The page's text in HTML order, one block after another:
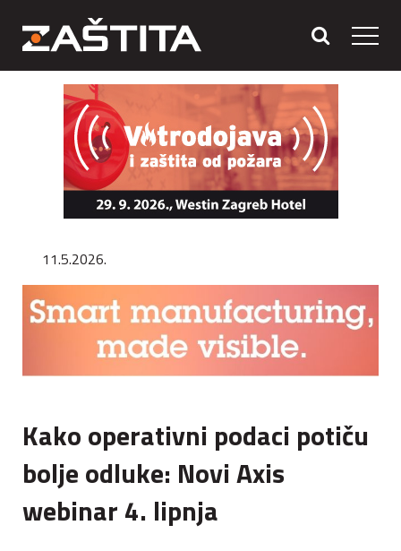
11.5.2026.
Kako operativni podaci potiču
bolje odluke: Novi Axis
webinar 4. lipnja